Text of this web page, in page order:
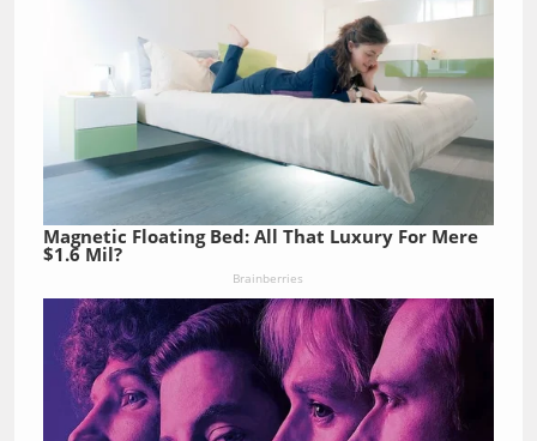
Magnetic Floating Bed: All That Luxury For Mere
$1.6 Mil?
Brainberries